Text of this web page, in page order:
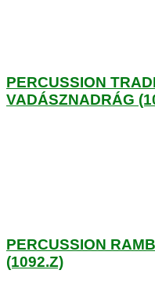
PERCUSSION
VADÁSZNADRÁG
PERCUSSION
(1092.Z)